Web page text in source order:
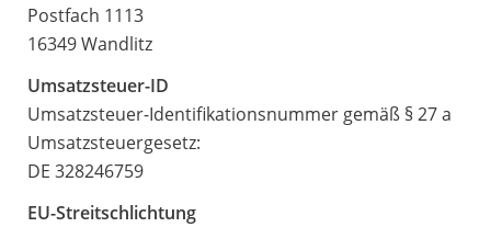
Postfach 1113
16349 Wandlitz
Umsatzsteuer-ID
Umsatzsteuer-Identifikationsnummer gemäß § 27 a
Umsatzsteuergesetz:
DE 328246759
EU-Streitschlichtung